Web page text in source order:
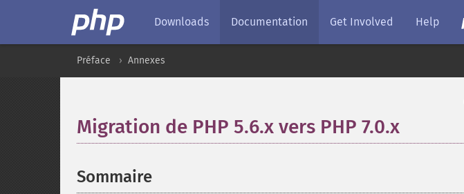
Downloads Documentation Get Involved Help
Préface Annexes
Migration de PHP 5.6.x vers PHP 7.0.x
Sommaire